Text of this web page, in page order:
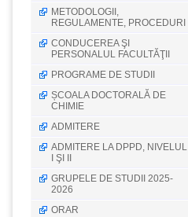
METODOLOGII,
REGULAMENTE, PROCEDURI
CONDUCEREA ŞI
PERSONALUL FACULTĂŢII
PROGRAME DE STUDII
ȘCOALA DOCTORALĂ DE
CHIMIE
ADMITERE
ADMITERE LA DPPD, NIVELUL
I ŞI II
GRUPELE DE STUDII 2025-
2026
ORAR